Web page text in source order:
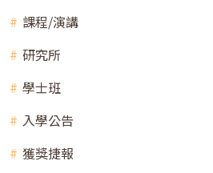
課程/演講
研究所
學士班
入學公告
獲獎捷報